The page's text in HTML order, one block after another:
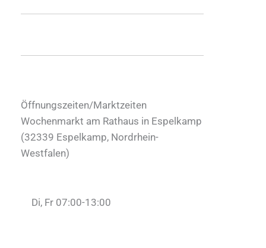
Öffnungszeiten/Marktzeiten
Wochenmarkt am Rathaus in Espelkamp
(32339 Espelkamp, Nordrhein-
Westfalen)
Di, Fr 07:00-13:00